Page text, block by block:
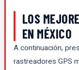
LOS
EN MÉXICO
A continuación,
rastreadores GPS